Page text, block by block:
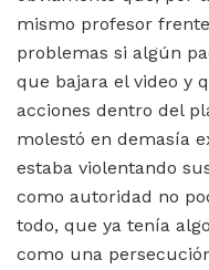
mismo profesor
problemas si algún
que bajara el video y
acciones dentro del
molestó en demasía
estaba violentando
como autoridad no
todo, que ya tenía
como una